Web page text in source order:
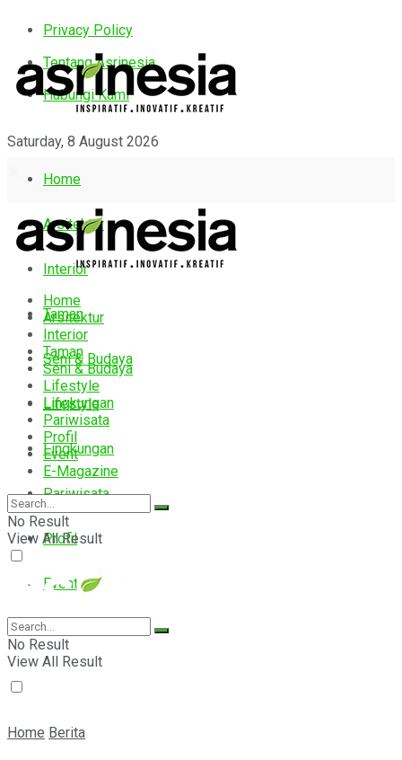
Privacy Policy
Tentang Asrinesia
Hubungi Kami
Saturday, 8 August 2026
Home
Arsitektur
Interior
Taman
Seni & Budaya
Lifestyle
Lingkungan
Pariwisata
Profil
Event
E-Magazine
Home
Arsitektur
Interior
Taman
Seni & Budaya
Lifestyle
Lingkungan
Pariwisata
Profil
Event
E-Magazine
No Result
View All Result
No Result
View All Result
Home Berita